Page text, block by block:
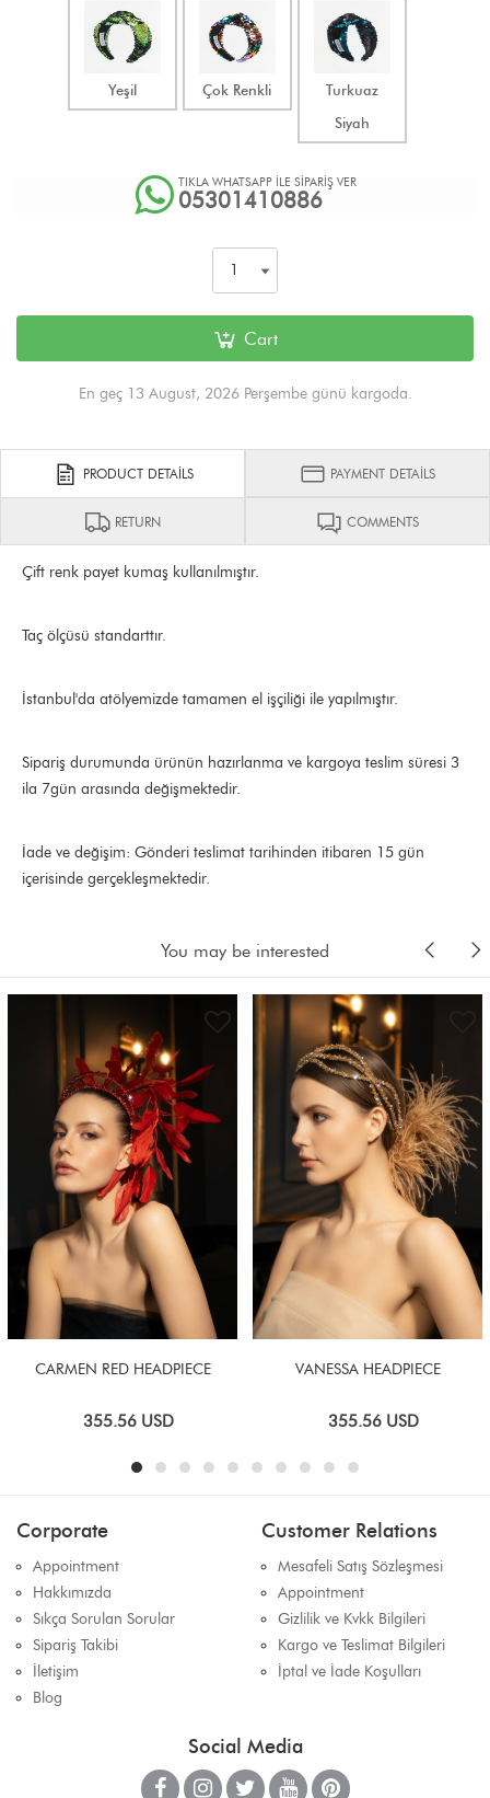
Yeşil Çok Renkli
Turkuaz
Siyah
TIKLA WHATSAPP İLE SİPARİŞ VER
05301410886
Cart
En geç 13 August, 2026 Perşembe günü kargoda.
PRODUCT DETAILS PAYMENT DETAILS
RETURN COMMENTS
Çift renk payet kumaş kullanılmıştır.
Taç ölçüsü standarttır.
İstanbul'da atölyemizde tamamen el işçiliği ile yapılmıştır.
Sipariş durumunda ürünün hazırlanma ve kargoya teslim süresi 3
ila 7gün arasında değişmektedir.
İade ve değişim: Gönderi teslimat tarihinden itibaren 15 gün
içerisinde gerçekleşmektedir.
You may be interested
CARMEN RED HEADPIECE
355.56USD
VANESSA HEADPIECE
355.56USD
Corporate
Appointment
Hakkımızda
Sıkça Sorulan Sorular
Sipariş Takibi
İletişim
Blog
Customer Relations
Mesafeli Satış Sözleşmesi
Appointment
Gizlilik ve Kvkk Bilgileri
Kargo ve Teslimat Bilgileri
İptal ve İade Koşulları
Social Media